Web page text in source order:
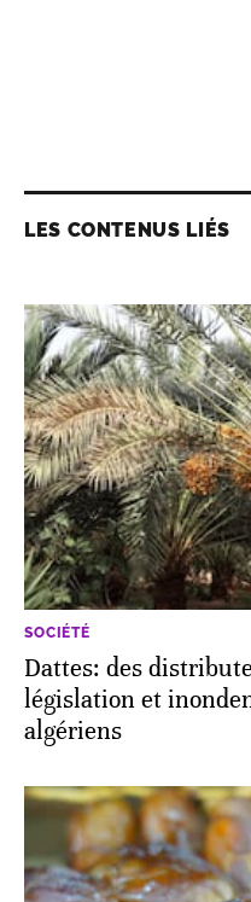
LES CONTENUS LIÉS
SOCIÉTÉ
Dattes: des
législation et
algériens